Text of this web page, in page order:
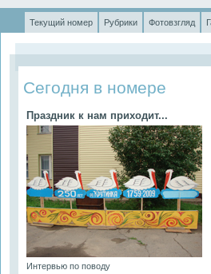
Текущий номер Рубрики Фотовзгляд
Сегодня в номере
Праздник к нам приходит...
Интервью по поводу